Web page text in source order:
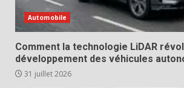
Automobile
Comment la technologie LiDAR
développement des véhicules
31 juillet 2026